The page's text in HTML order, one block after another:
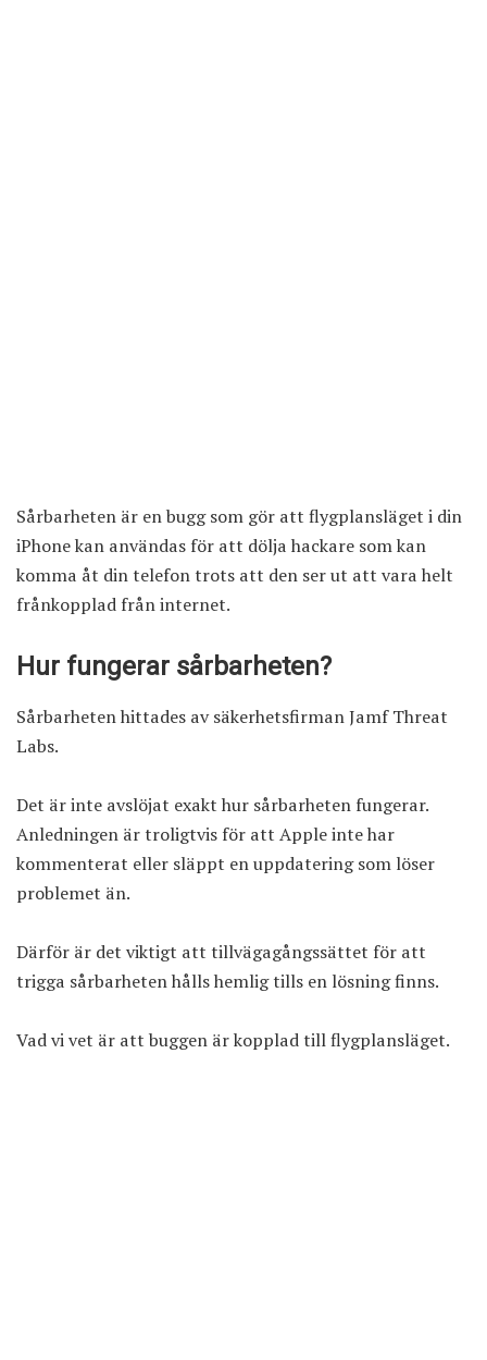
Sårbarheten är en bugg som gör att flygplansläget i din
iPhone kan användas för att dölja hackare som kan
komma åt din telefon trots att den ser ut att vara helt
frånkopplad från internet.
Hur fungerar sårbarheten?
Sårbarheten hittades av säkerhetsfirmanJamf Threat
Labs.
Det är inte avslöjat exakt hur sårbarheten fungerar.
Anledningen är troligtvis för att Apple inte har
kommenterat eller släppt en uppdatering som löser
problemet än.
Därför är det viktigt att tillvägagångssättet för att
trigga sårbarheten hålls hemlig tills en lösning finns.
Vad vi vet är att buggen är kopplad till flygplansläget.